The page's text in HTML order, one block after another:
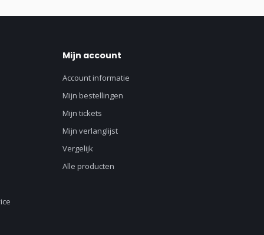
Mijn account
Account informatie
Mijn bestellingen
Mijn tickets
Mijn verlanglijst
Vergelijk
Alle producten